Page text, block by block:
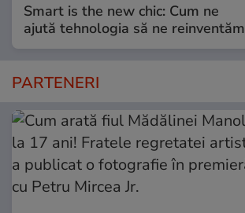
Smart is the new chic: Cum ne
ajută tehnologia să ne reinventăm
PARTENERI